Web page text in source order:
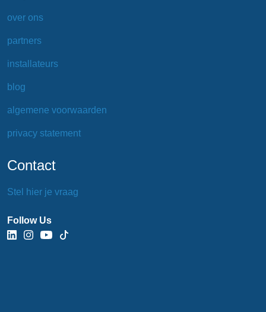
over ons
partners
installateurs
blog
algemene voorwaarden
privacy statement
Contact
Stel hier je vraag
Follow Us